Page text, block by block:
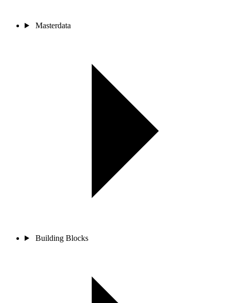
Masterdata
Building Blocks